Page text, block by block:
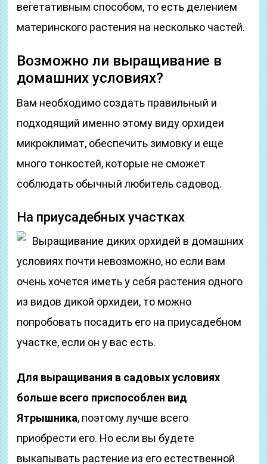
вегетативным способом, то есть делением
материнского растения на несколько частей.
Возможно ли выращивание в
домашних условиях?
Вам необходимо создать правильный и
подходящий именно этому виду орхидеи
микроклимат, обеспечить зимовку и еще
много тонкостей, которые не сможет
соблюдать обычный любитель садовод.
На приусадебных участках
Выращивание диких орхидей в домашних
условиях почти невозможно, но если вам
очень хочется иметь у себя растения одного
из видов дикой орхидеи, то можно
попробовать посадить его на приусадебном
участке, если он у вас есть.
Для выращивания в садовых условиях
больше всего приспособлен вид
Ятрышника, поэтому лучше всего
приобрести его. Но если вы будете
выкапывать растение из его естественной